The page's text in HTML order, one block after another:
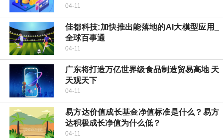
04-11
佳都科技:加快推出能落地的AI大模型应用_
全球百事通
04-11
广东将打造万亿世界级食品制造贸易高地 天
天观天下
04-11
易方达价值成长基金净值标准是什么？易方
达积极成长净值为什么低？
04-11